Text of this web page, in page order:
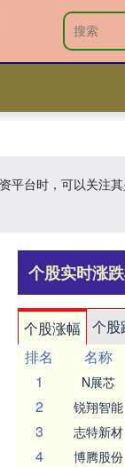
平台时，可以关注
个股实时涨
个股涨幅 个股
排名
名称
1
N展芯
2 锐翔智能
3 志特新材
4 博腾股份